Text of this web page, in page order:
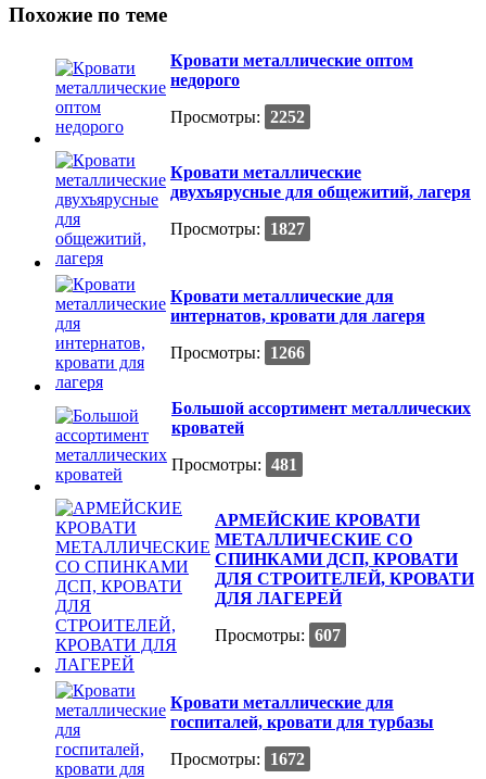
Похожие по теме
Кровати металлические оптом
недорого
Просмотры: 2252
Кровати металлические
двухъярусные для общежитий, лагеря
Просмотры:
1827
Кровати металлические для
интернатов, кровати для лагеря
Просмотры:
1266
Большой ассортимент металлических
кроватей
Просмотры: 481
АРМЕЙСКИЕ КРОВАТИ
МЕТАЛЛИЧЕСКИЕ СО
СПИНКАМИ ДСП, КРОВАТИ
ДЛЯ СТРОИТЕЛЕЙ, КРОВАТИ
ДЛЯ ЛАГЕРЕЙ
Просмотры: 607
Кровати металлические для
госпиталей, кровати для турбазы
Просмотры:
1672